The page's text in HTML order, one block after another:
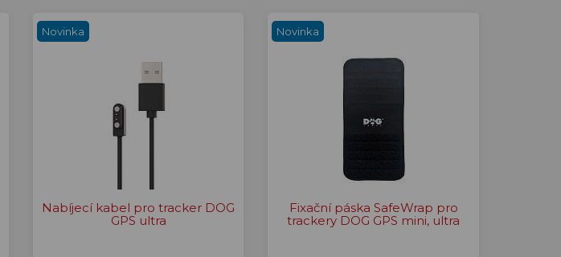
Novinka
Nabíjecí kabel pro tracker DOG
GPS ultra
Novinka
Fixační páska SafeWrap pro
trackery DOG GPS mini, ultra